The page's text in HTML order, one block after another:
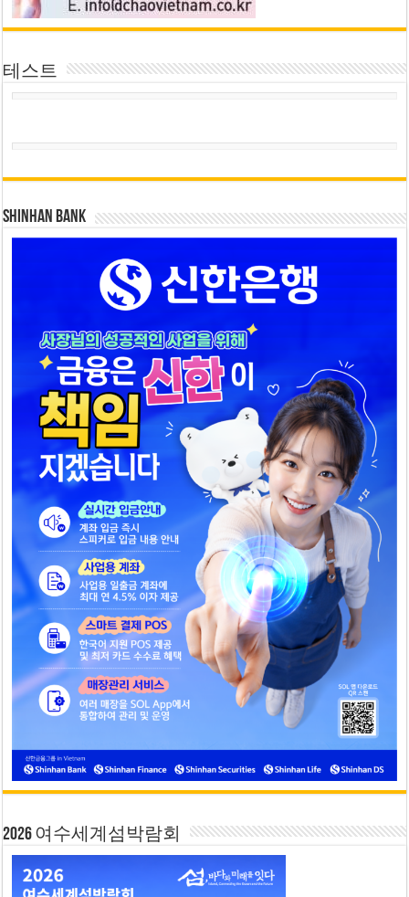
테스트
SHINHAN BANK
2026 여수세계섬박람회